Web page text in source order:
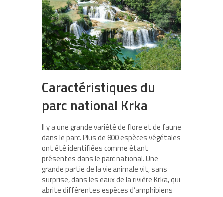
Caractéristiques du
parc national Krka
Il y a une grande variété de flore et de faune
dans le parc. Plus de 800 espèces végétales
ont été identifiées comme étant
présentes dans le parc national. Une
grande partie de la vie animale vit, sans
surprise, dans les eaux de la rivière Krka, qui
abrite différentes espèces d’amphibiens